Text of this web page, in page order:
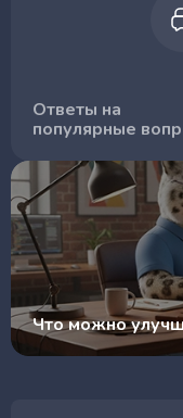
Ответы на
популярные
Что можно